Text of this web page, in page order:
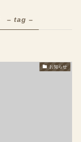
– tag –
お知らせ